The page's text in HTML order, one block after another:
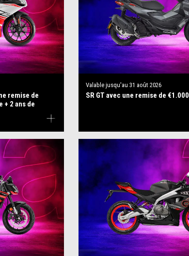
remise de
+ 2 ans de
Valable jusqu'au 31 août 2026
SR GT avec une remise de €1.000